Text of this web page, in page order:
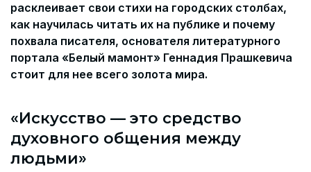
расклеивает свои стихи на городских столбах,
как научилась читать их на публике и почему
похвала писателя, основателя литературного
портала «Белый мамонт» Геннадия Прашкевича
стоит для нее всего золота мира.
«Искусство — это средство
духовного общения между
людьми»